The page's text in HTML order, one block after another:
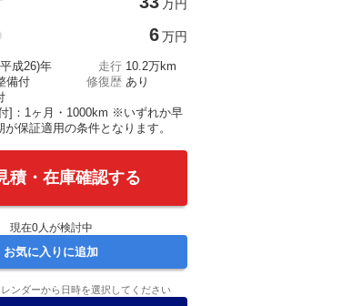
万円
6万円
成26)年 走行 10.2万km
備付 修復歴 あり
]：1ヶ月・1000km ※いずれか早
が保証適用の条件となります。
積・在庫確認する
現在0人が検討中
お気に入りに追加
ンダーから日時を選択してください